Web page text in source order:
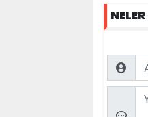
NELER
Name